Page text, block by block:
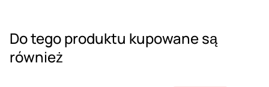
Do tego produktu kupowane są
również